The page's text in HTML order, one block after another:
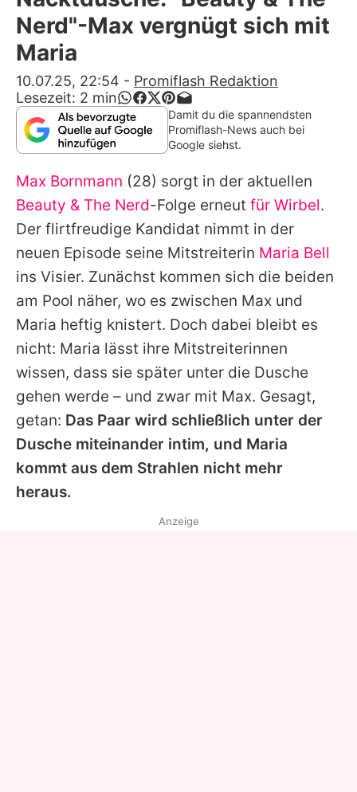
Alle Themen auf Promiflash
Jobs
App runterladen
Team
Redaktionelle Richtlinien
Impressum
Datenschutzerklärung
Nutzungsbedingungen
Utiq verwalten
Nerd"-Max vergnügt sich mit
Maria
10.07.25, 22:54 - Promiflash Redaktion
Lesezeit: 2 min
Damit du die spannendsten
Promiflash-News auch bei
Google siehst.
Max Bornmann (28) sorgt in der aktuellen
Beauty & The Nerd-Folge erneut für Wirbel.
Der flirtfreudige Kandidat nimmt in der
neuen Episode seine Mitstreiterin Maria Bell
ins Visier. Zunächst kommen sich die beiden
am Pool näher, wo es zwischen Max und
Maria heftig knistert. Doch dabei bleibt es
nicht: Maria lässt ihre Mitstreiterinnen
wissen, dass sie später unter die Dusche
gehen werde – und zwar mit Max. Gesagt,
getan: Das Paar wird schließlich unter der
Dusche miteinander intim, und Maria
kommt aus dem Strahlen nicht mehr
heraus.
Anzeige